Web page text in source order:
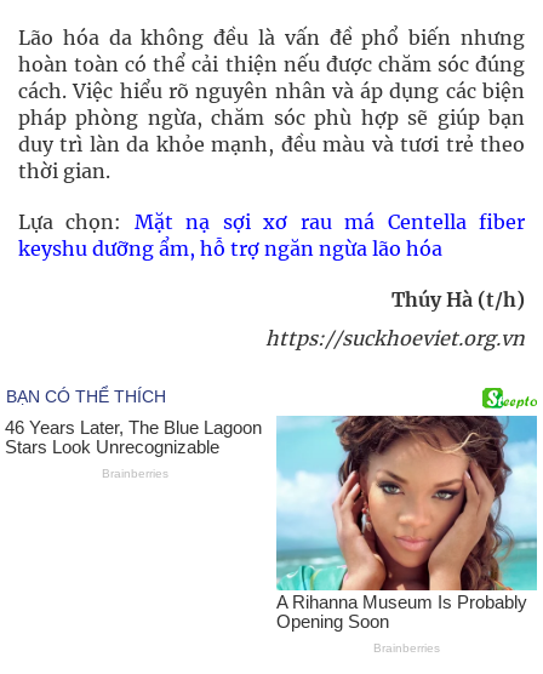
Lão hóa da không đều là vấn đề phổ biến nhưng
hoàn toàn có thể cải thiện nếu được chăm sóc đúng
cách. Việc hiểu rõ nguyên nhân và áp dụng các biện
pháp phòng ngừa, chăm sóc phù hợp sẽ giúp bạn
duy trì làn da khỏe mạnh, đều màu và tươi trẻ theo
thời gian.
Lựa chọn: Mặt nạ sợi xơ rau má Centella fiber
keyshu dưỡng ẩm, hỗ trợ ngăn ngừa lão hóa
Thúy Hà (t/h)
https://suckhoeviet.org.vn